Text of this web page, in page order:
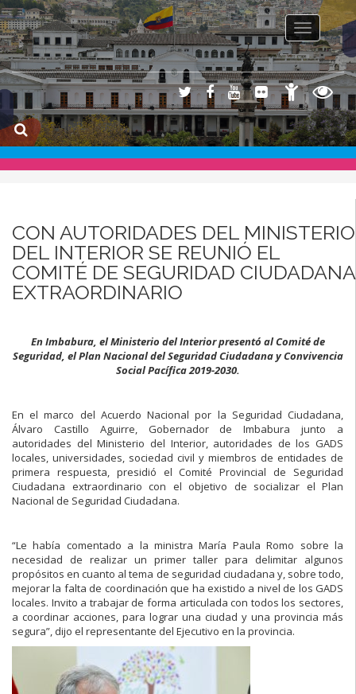
Toggle
CON AUTORIDADES DEL MINISTERIO
DEL INTERIOR SE REUNIÓ EL
COMITÉ DE SEGURIDAD CIUDADANA
EXTRAORDINARIO
En Imbabura, el Ministerio del Interior presentó al Comité de
Seguridad, el Plan Nacional del Seguridad Ciudadana y Convivencia
Social Pacífica 2019-2030.
En el marco del Acuerdo Nacional por la Seguridad Ciudadana,
Álvaro Castillo Aguirre, Gobernador de Imbabura junto a
autoridades del Ministerio del Interior, autoridades de los GADS
locales, universidades, sociedad civil y miembros de entidades de
primera respuesta, presidió el Comité Provincial de Seguridad
Ciudadana extraordinario con el objetivo de socializar el Plan
Nacional de Seguridad Ciudadana.
“Le había comentado a la ministra María Paula Romo sobre la
necesidad de realizar un primer taller para delimitar algunos
propósitos en cuanto al tema de seguridad ciudadana y, sobre todo,
mejorar la falta de coordinación que ha existido a nivel de los GADS
locales. Invito a trabajar de forma articulada con todos los sectores,
a coordinar acciones, para lograr una ciudad y una provincia más
segura”, dijo el representante del Ejecutivo en la provincia.